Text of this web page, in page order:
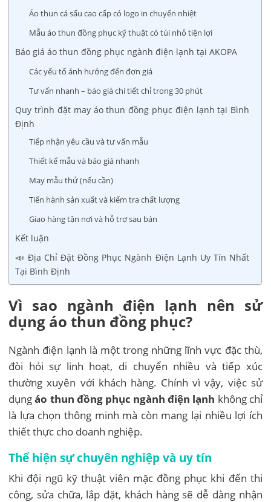
Áo thun cá sấu cao cấp có logo in chuyển nhiệt
Mẫu áo thun đồng phục kỹ thuật có túi nhỏ tiện lợi
Báo giá áo thun đồng phục ngành điện lạnh tại AKOPA
Các yếu tố ảnh hưởng đến đơn giá
Tư vấn nhanh – báo giá chi tiết chỉ trong 30 phút
Quy trình đặt may áo thun đồng phục điện lạnh tại Bình
Định
Tiếp nhận yêu cầu và tư vấn mẫu
Thiết kế mẫu và báo giá nhanh
May mẫu thử (nếu cần)
Tiến hành sản xuất và kiểm tra chất lượng
Giao hàng tận nơi và hỗ trợ sau bán
Kết luận
📣 Địa Chỉ Đặt Đồng Phục Ngành Điện Lạnh Uy Tín Nhất
Tại Bình Định
Vì sao ngành điện lạnh nên sử
dụng áo thun đồng phục?
Ngành điện lạnh là một trong những lĩnh vực đặc thù,
đòi hỏi sự linh hoạt, di chuyển nhiều và tiếp xúc
thường xuyên với khách hàng. Chính vì vậy, việc sử
dụngáo thun đồng phục ngành điện lạnh không chỉ
là lựa chọn thông minh mà còn mang lại nhiều lợi ích
thiết thực cho doanh nghiệp.
Thể hiện sự chuyên nghiệp và uy tín
Khi đội ngũ kỹ thuật viên mặc đồng phục khi đến thi
công, sửa chữa, lắp đặt, khách hàng sẽ dễ dàng nhận